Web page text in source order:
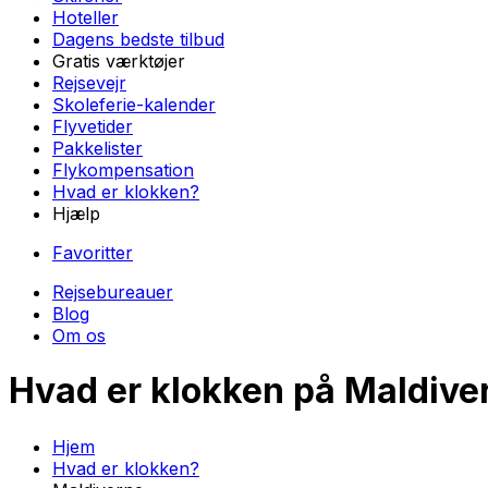
Hoteller
Dagens bedste tilbud
Gratis værktøjer
Rejsevejr
Skoleferie-kalender
Flyvetider
Pakkelister
Flykompensation
Hvad er klokken?
Hjælp
Favoritter
Rejsebureauer
Blog
Om os
Hvad er klokken på
Hjem
Hvad er klokken?